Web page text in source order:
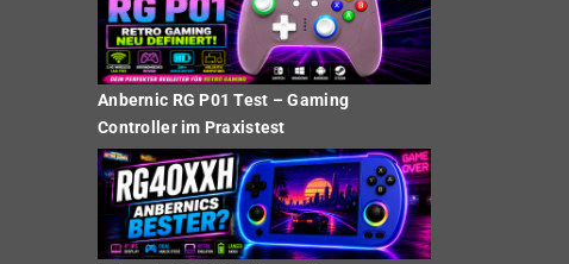
Anbernic RG P01 Test – Gaming
Controller im Praxistest